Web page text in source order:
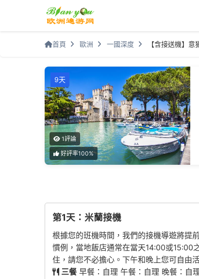
首頁 歐洲 一國深度 【含接送機】
9天
1評論
好評率100%
第1天：米蘭接機
根據您的班機時間，我們的接機導遊將提
慣例，當地飯店通常在當天14:00或15:00
住，請您不必擔心。下午和晚上您可自由
三餐早餐：自理 午餐：自理 晚餐：自